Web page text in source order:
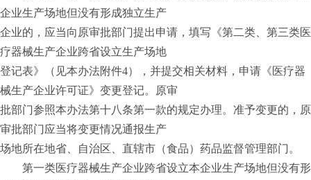
企业生产场地但没有形成独立生产
企业的，应当向原审批部门提出申请，填写《第二类、第三类医
疗器械生产企业跨省设立生产场地
登记表》（见本办法附件4），并提交相关材料，申请《医疗器
械生产企业许可证》变更登记。原审
批部门参照本办法第十八条第一款的规定办理。准予变更的，原
审批部门应当将变更情况通报生产
场地所在地省、自治区、直辖市（食品）药品监督管理部门。
第一类医疗器械生产企业跨省设立本企业生产场地但没有形